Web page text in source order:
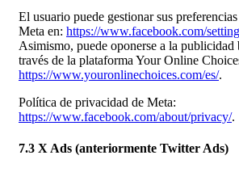
El usuario puede gestionar sus
Meta en: https://www.facebook.com/
Asimismo, puede oponerse a la publicidad
través de la plataforma Your Online
https://www.youronlinechoices.com/es/.
Política de privacidad de Meta:
https://www.facebook.com/about/privacy/.
7.3 X Ads (anteriormente Twitter Ads)